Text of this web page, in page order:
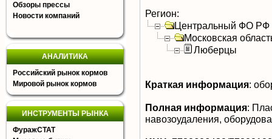
Обзоры прессы
Новости компаний
АНАЛИТИКА
Российский рынок кормов
Мировой рынок кормов
ИНСТРУМЕНТЫ РЫНКА
ФуражСТАТ
Регион:
Центральный ФО РФ
Московская
Люберцы
Краткая информация:
Полная информация:
навозоудаления,